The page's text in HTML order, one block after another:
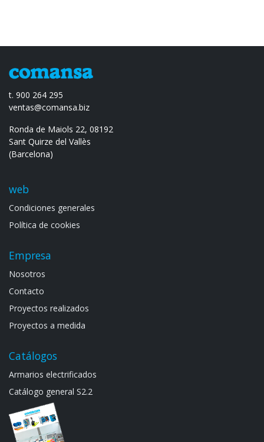
t. 900 264 295
ventas@comansa.biz
Ronda de Maiols 22, 08192
Sant Quirze del Vallès
(Barcelona)
web
Condiciones generales
Política de cookies
Empresa
Noso​tros
Contacto
Proyectos realizados
Proyectos a medida
Catálogos
Armarios electrif​icad​os
Catálogo general S​2.2